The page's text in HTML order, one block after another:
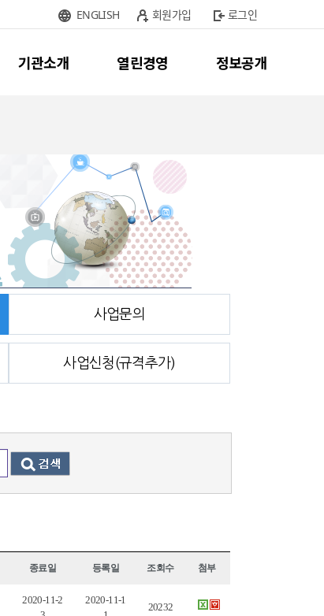
ENGLISH 회원가입 로그인
기관소개 열린경영 정보공개
사업문의
사업신청(규격추가)
종료일 등록일 조회수 첨부
2020-11-2
2020-11-1
20232